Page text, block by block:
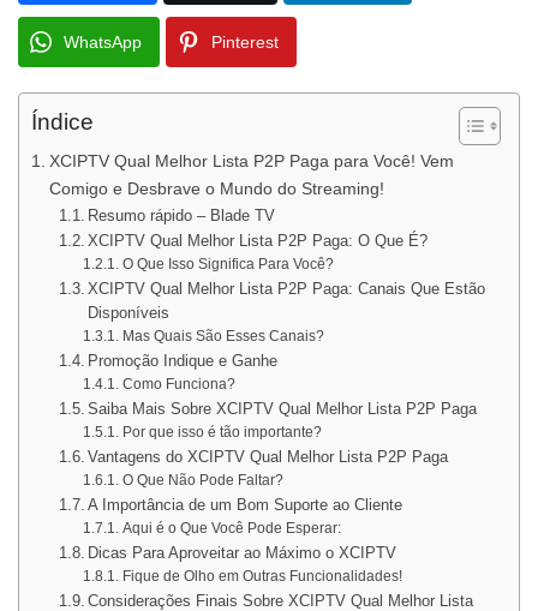
WhatsApp Pinterest
Índice
XCIPTV Qual Melhor Lista P2P Paga para Você! Vem
Comigo e Desbrave o Mundo do Streaming!
Resumo rápido – Blade TV
XCIPTV Qual Melhor Lista P2P Paga: O Que É?
O Que Isso Significa Para Você?
XCIPTV Qual Melhor Lista P2P Paga: Canais Que Estão
Disponíveis
Mas Quais São Esses Canais?
Promoção Indique e Ganhe
Como Funciona?
Saiba Mais Sobre XCIPTV Qual Melhor Lista P2P Paga
Por que isso é tão importante?
Vantagens do XCIPTV Qual Melhor Lista P2P Paga
O Que Não Pode Faltar?
A Importância de um Bom Suporte ao Cliente
Aqui é o Que Você Pode Esperar:
Dicas Para Aproveitar ao Máximo o XCIPTV
Fique de Olho em Outras Funcionalidades!
Considerações Finais Sobre XCIPTV Qual Melhor Lista